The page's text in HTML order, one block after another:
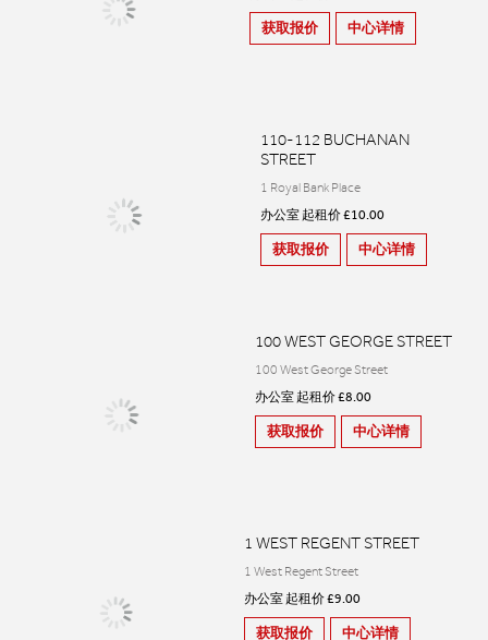
获取报价 中心详情
110-112 BUCHANAN
STREET
1 Royal Bank Place
办公室 起租价 £10.00
获取报价 中心详情
100 WEST GEORGE STREET
100 West George Street
办公室 起租价 £8.00
获取报价 中心详情
1 WEST REGENT STREET
1 West Regent Street
办公室 起租价 £9.00
获取报价 中心详情